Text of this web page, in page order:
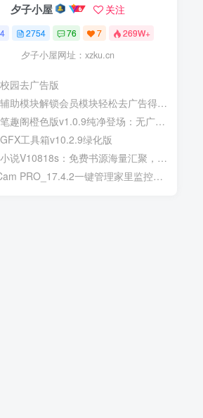
夕子小屋 关注
2754 76 7 269W+
夕子小屋网址：xzku.cn
园去广告版
助模块解锁会员模块轻松去广告得会员
阁橙色版v1.0.9纯净登场：无广告干扰，阅读超畅快‌
工具箱v10.2.9绿化版
V10818s：免费书源海量汇聚，搜索阅读两不误！
PRO_17.4.2一键管理家里监控设备解锁版远程录制控制